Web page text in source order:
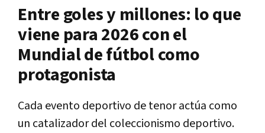
Entre goles y millones: lo que
viene para 2026 con el
Mundial de fútbol como
protagonista
Cada evento deportivo de tenor actúa como
un catalizador del coleccionismo deportivo.